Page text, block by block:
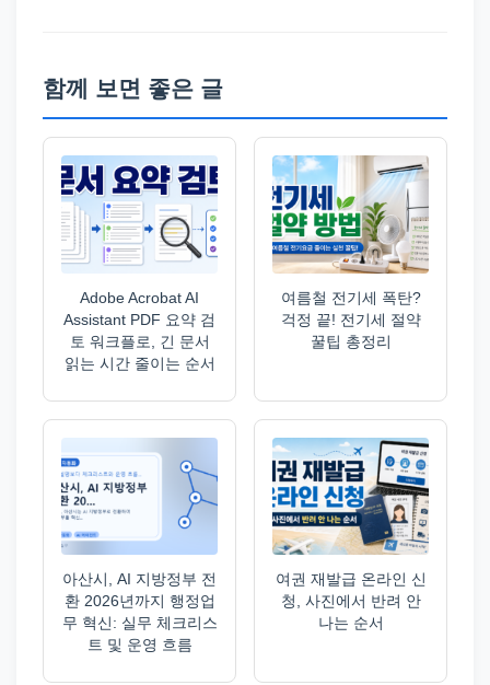
함께 보면 좋은 글
Adobe Acrobat AI
Assistant PDF 요약 검
토 워크플로, 긴 문서
읽는 시간 줄이는 순서
여름철 전기세 폭탄?
걱정 끝! 전기세 절약
꿀팁 총정리
아산시, AI 지방정부 전
환 2026년까지 행정업
무 혁신: 실무 체크리스
트 및 운영 흐름
여권 재발급 온라인 신
청, 사진에서 반려 안
나는 순서